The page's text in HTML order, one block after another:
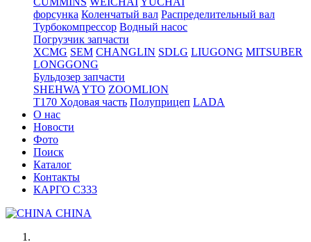
форсунка Коленчатый вал Распределительный вал
Турбокомпрессор Водный насос
Погрузчик запчасти
XCMG SEM CHANGLIN SDLG LIUGONG MITSUBER
LONGGONG
Бульдозер запчасти
SHEHWA YTO ZOOMLION
T170 Ходовая часть Полуприцеп LADA
О нас
Новости
Фото
Поиск
Каталог
Контакты
КАРГО С333
CHINA